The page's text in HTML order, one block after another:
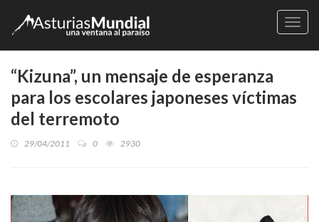
“Kizuna”, un mensaje de esperanza
para los escolares japoneses víctimas
del terremoto
29/04/2011 0 2930